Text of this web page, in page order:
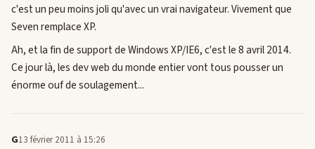
c'est un peu moins joli qu'avec un vrai navigateur. Vivement que
Seven remplace XP.
Ah, et la fin de support de Windows XP/IE6, c'est le 8 avril 2014.
Ce jour là, les dev web du monde entier vont tous pousser un
énorme ouf de soulagement...
G13 février 2011 à 15:26